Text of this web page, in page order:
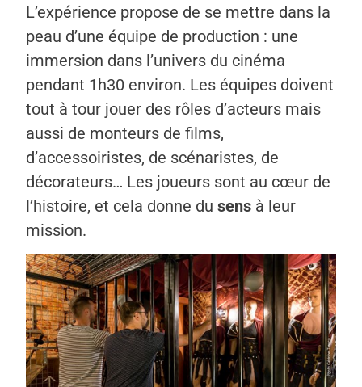
L’expérience propose de se mettre dans la
peau d’une équipe de production : une
immersion dans l’univers du cinéma
pendant 1h30 environ. Les équipes doivent
tout à tour jouer des rôles d’acteurs mais
aussi de monteurs de films,
d’accessoiristes, de scénaristes, de
décorateurs… Les joueurs sont au cœur de
l’histoire, et cela donne dusens à leur
mission.